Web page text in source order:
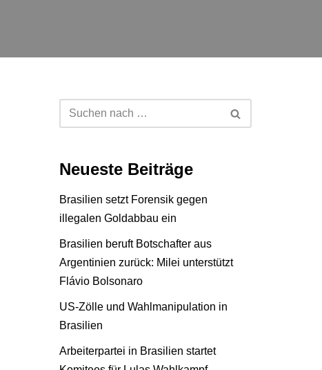
Neueste Beiträge
Brasilien setzt Forensik gegen
illegalen Goldabbau ein
Brasilien beruft Botschafter aus
Argentinien zurück: Milei unterstützt
Flávio Bolsonaro
US-Zölle und Wahlmanipulation in
Brasilien
Arbeiterpartei in Brasilien startet